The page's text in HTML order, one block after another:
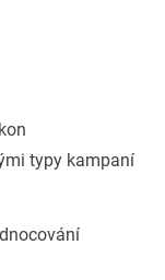
typy kampaní